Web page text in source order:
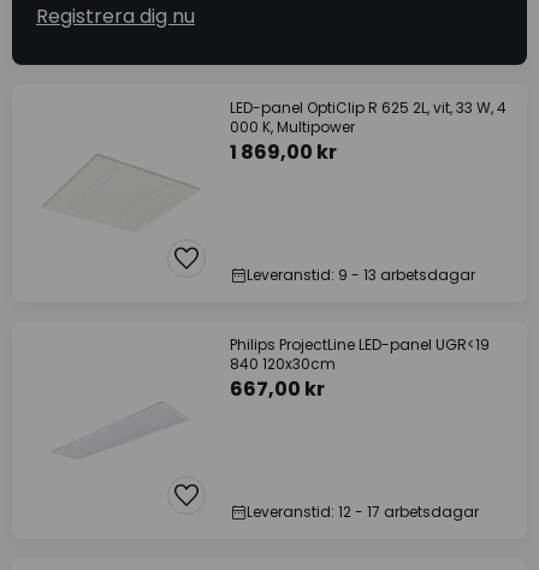
Registrera dig nu
LED-panel OptiClip R 625 2L, vit, 33 W, 4
000 K, Multipower
1 869,00 kr
Leveranstid: 9 - 13 arbetsdagar
Philips ProjectLine LED-panel UGR<19
840 120x30cm
667,00 kr
Leveranstid: 12 - 17 arbetsdagar